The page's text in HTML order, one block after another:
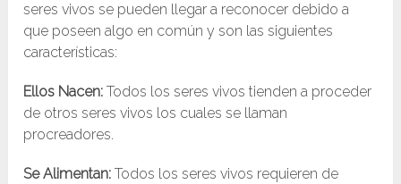
seres vivos se pueden llegar a reconocer debido a
que poseen algo en común y son las siguientes
características:
Ellos Nacen: Todos los seres vivos tienden a proceder
de otros seres vivos los cuales se llaman
procreadores.
Se Alimentan: Todos los seres vivos requieren de